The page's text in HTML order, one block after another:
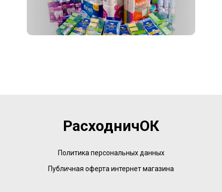
РасходничОК
Политика персональных данных
Публичная оферта интернет магазина